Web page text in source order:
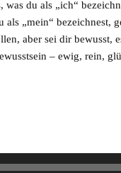
was du als „ich“
als „mein“ bezeichnest,
aber sei dir bewusst,
– ewig, rein,